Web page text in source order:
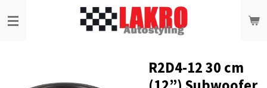
direct
R2D4-12 30 cm